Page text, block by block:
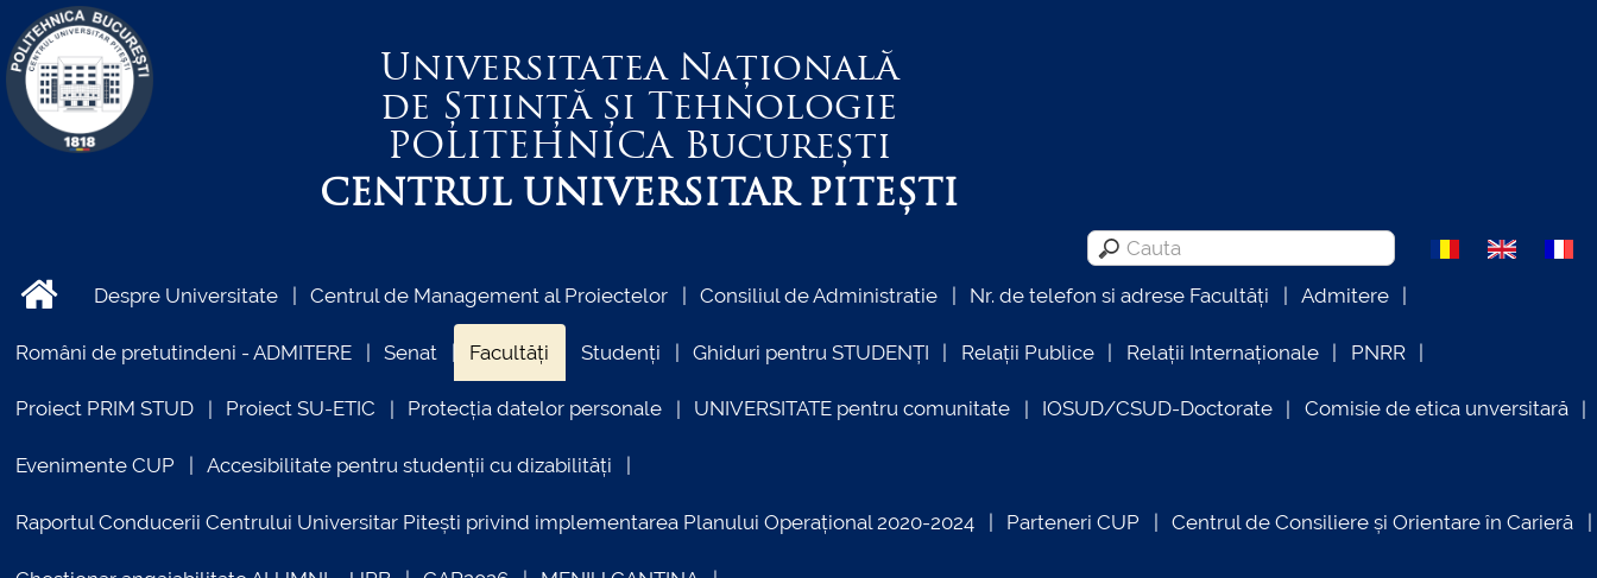
Universitatea Națională
de Știință și Tehnologie
POLITEHNICABucurești
CENTRUL UNIVERSITAR PITEȘTI
Despre Universitate Centrul de Management al Proiectelor Consiliul de Administratie Nr. de telefon si adrese Facultăți Admitere
Români de pretutindeni - ADMITERE Senat Facultăți Studenți Ghiduri pentru STUDENȚI Relații Publice Relații Internaționale PNRR
Proiect PRIM STUD Proiect SU-ETIC Protecția datelor personale UNIVERSITATE pentru comunitate IOSUD/CSUD-Doctorate Comisie de etica unversitară
Evenimente CUP Accesibilitate pentru studenții cu dizabilități
Raportul Conducerii Centrului Universitar Pitești privind implementarea Planului Operațional 2020-2024 Parteneri CUP Centrul de Consiliere și Orientare în Carieră